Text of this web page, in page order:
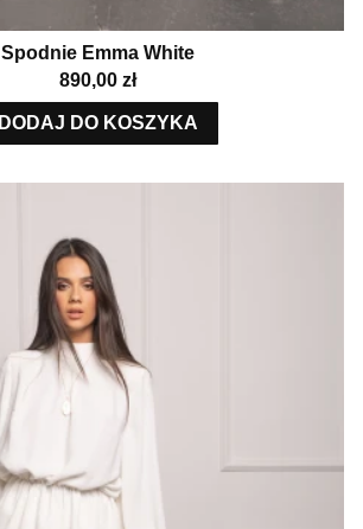
Spodnie Emma White
Cena
890,00 zł
DODAJ DO KOSZYKA